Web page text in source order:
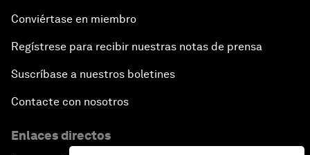
Conviértase en miembro
Regístrese para recibir nuestras notas de prensa
Suscríbase a nuestros boletines
Contacte con nosotros
Enlaces directos